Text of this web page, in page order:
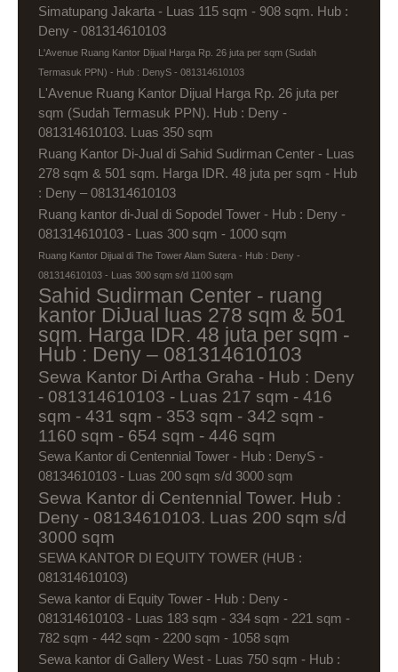
Simatupang Jakarta - Luas 115 sqm - 908 sqm. Hub :
Deny - 081314610103
L'Avenue Ruang Kantor Dijual Harga Rp. 26 juta per sqm (Sudah
Termasuk PPN) - Hub : DenyS - 081314610103
L'Avenue Ruang Kantor Dijual Harga Rp. 26 juta per
sqm (Sudah Termasuk PPN). Hub : Deny -
081314610103. Luas 350 sqm
Ruang Kantor Di-Jual di Sahid Sudirman Center - Luas
278 sqm & 501 sqm. Harga IDR. 48 juta per sqm - Hub
: Deny – 081314610103
Ruang kantor di-Jual di Sopodel Tower - Hub : Deny -
081314610103 - Luas 300 sqm - 1000 sqm
Ruang Kantor Dijual di The Tower Alam Sutera - Hub : Deny -
081314610103 - Luas 300 sqm s/d 1100 sqm
Sahid Sudirman Center - ruang
kantor DiJual luas 278 sqm & 501
sqm. Harga IDR. 48 juta per sqm -
Hub : Deny – 081314610103
Sewa Kantor Di Artha Graha - Hub : Deny
- 081314610103 - Luas 217 sqm - 416
sqm - 431 sqm - 353 sqm - 342 sqm -
1160 sqm - 654 sqm - 446 sqm
Sewa Kantor di Centennial Tower - Hub : DenyS -
08134610103 - Luas 200 sqm s/d 3000 sqm
Sewa Kantor di Centennial Tower. Hub :
Deny - 08134610103. Luas 200 sqm s/d
3000 sqm
SEWA KANTOR DI EQUITY TOWER (HUB :
081314610103)
Sewa kantor di Equity Tower - Hub : Deny -
081314610103 - Luas 183 sqm - 334 sqm - 221 sqm -
782 sqm - 442 sqm - 2200 sqm - 1058 sqm
Sewa kantor di Gallery West - Luas 750 sqm - Hub :